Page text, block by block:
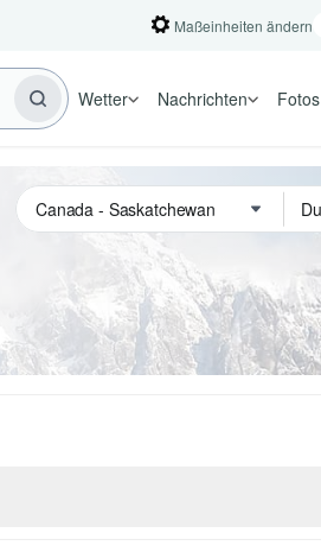
Maßeinheiten ändern
Wetter Nachrichten Fotos